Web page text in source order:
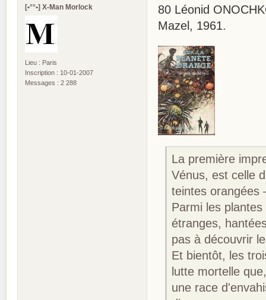
[•°°•] X-Man Morlock
Lieu : Paris
Inscription : 10-01-2007
Messages : 2 288
80 Léonid
Mazel, 1961.
La première
Vénus, est celle
teintes
Parmi les
étranges,
pas à découvrir
Et bientôt, les
lutte mortelle
une race